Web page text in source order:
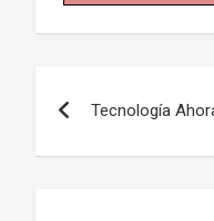
Tecnología